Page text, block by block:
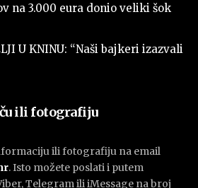
na 3.000 eura donio veliki šok
U KNINU: “Naši bajkeri izazvali
ili fotografiju
ili fotografiju na email
. Isto možete poslati i putem
Telegram ili iMessage na broj